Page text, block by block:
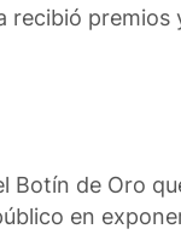
recibió premios
Botín de Oro
en